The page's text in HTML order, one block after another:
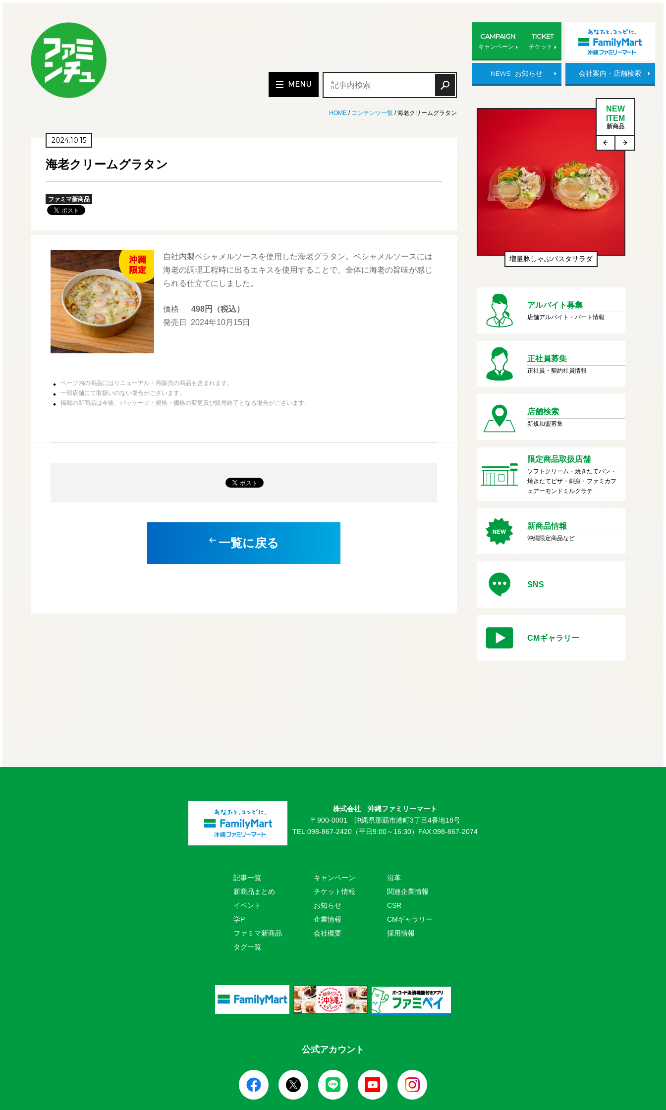
MENU
CAMPAIGN
キャンペーン
TICKET
チケット
NEWS お知らせ 会社案内・店舗検索
HOME / コンテンツ一覧 / 海老クリームグラタン
2024.10.15
海老クリームグラタン
ファミマ新商品
自社内製ベシャメルソースを使用した海老グラタン。ベシャメルソースには
海老の調理工程時に出るエキスを使用することで、全体に海老の旨味が感じ
られる仕立てにしました。
価格
498円（税込）
発売日
2024年10月15日
ページ内の商品にはリニューアル・再販売の商品も含まれます。
一部店舗にて取扱いのない場合がございます。
掲載の新商品は今後、パッケージ・規格・価格の変更及び販売終了となる場合がございます。
一覧に戻る
NEW
ITEM
新商品
モルガサンリオ（プクプクシー
ル）
増量 ファミマ・ザ・クレープ 生
チョコ
増量豚しゃぶパスタサラダ
アルバイト募集
店舗アルバイト・パート情報
正社員募集
正社員・契約社員情報
店舗検索
新規加盟募集
限定商品取扱店舗
ソフトクリーム・焼きたてパン・
焼きたてピザ・刺身・ファミカフ
ェアーモンドミルクラテ
新商品情報
沖縄限定商品など
SNS
CMギャラリー
株式会社 沖縄ファミリーマート
〒900-0001 沖縄県那覇市港町3丁目4番地18号
TEL:098-867-2420（平日9:00～16:30） FAX:098-867-2074
記事一覧
新商品まとめ
イベント
学P
ファミマ新商品
タグ一覧
キャンペーン
チケット情報
お知らせ
企業情報
会社概要
沿革
関連企業情報
CSR
CMギャラリー
採用情報
公式アカウント